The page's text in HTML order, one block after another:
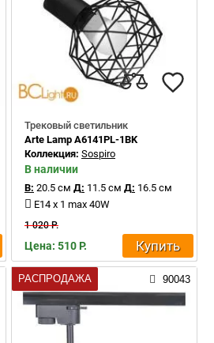
Трековый светильник
Arte Lamp A6141PL-1BK
Коллекция: Sospiro
В наличии
В: 20.5 см Д: 11.5 см Д: 16.5 см
E14 x 1 max 40W
1 020 Р.
Цена: 510 Р. Купить
РАСПРОДАЖА 90043